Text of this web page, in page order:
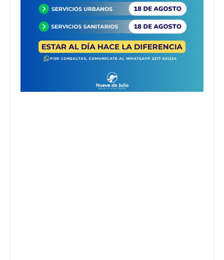
Apellidos
Número de teléfono